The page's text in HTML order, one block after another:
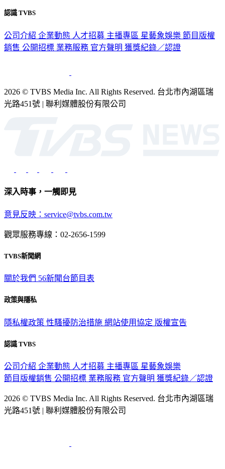
認識 TVBS
公司介紹 企業動態 人才招募 主播專區 星藝象娛樂 節目版權
銷售 公開招標 業務服務 官方聲明 獲獎紀錄／認證
2026 © TVBS Media Inc. All Rights Reserved. 台北市內湖區瑞
光路451號 | 聯利媒體股份有限公司
深入時事，一觸即見
意見反映：service@tvbs.com.tw
觀眾服務專線：02-2656-1599
TVBS新聞網
關於我們 56新聞台節目表
政策與隱私
隱私權政策 性騷擾防治措施 網站使用協定 版權宣告
認識 TVBS
公司介紹 企業動態 人才招募 主播專區 星藝象娛樂
節目版權銷售 公開招標 業務服務 官方聲明 獲獎紀錄／認證
2026 © TVBS Media Inc. All Rights Reserved. 台北市內湖區瑞
光路451號 | 聯利媒體股份有限公司